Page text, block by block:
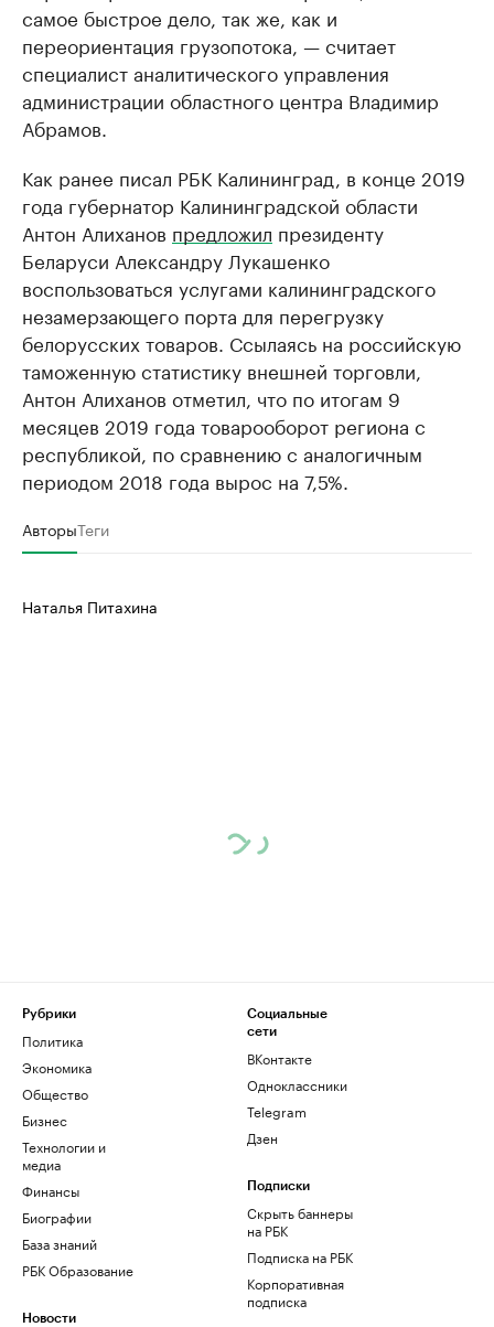
самое быстрое дело, так же, как и
переориентация грузопотока, — считает
специалист аналитического управления
администрации областного центра Владимир
Абрамов.
Как ранее писал РБК Калининград, в конце 2019
года губернатор Калининградской области
Антон Алиханов предложил президенту
Беларуси Александру Лукашенко
воспользоваться услугами калининградского
незамерзающего порта для перегрузку
белорусских товаров. Ссылаясь на российскую
таможенную статистику внешней торговли,
Антон Алиханов отметил, что по итогам 9
месяцев 2019 года товарооборот региона с
республикой, по сравнению с аналогичным
периодом 2018 года вырос на 7,5%.
АвторыТеги
Наталья Питахина
Рубрики
Политика
Экономика
Общество
Бизнес
Технологии и
медиа
Финансы
Биографии
База знаний
РБК Образование
Новости
Социальные
сети
ВКонтакте
Одноклассники
Telegram
Дзен
Подписки
Скрыть баннеры
на РБК
Подписка на РБК
Корпоративная
подписка